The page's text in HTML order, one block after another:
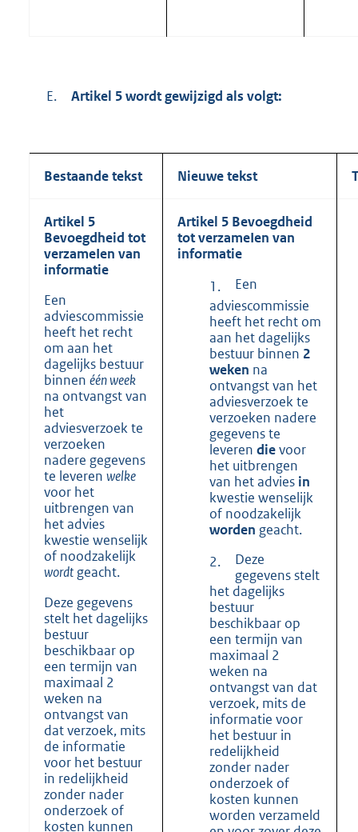
E. Artikel 5 wordt gewijzigd als volgt:
Bestaande tekst Nieuwe tekst
Artikel 5
Bevoegdheid tot
verzameIen van
informatie
Een
adviescommissie
heeft het recht
om aan het
dagelijks bestuur
binnen één week
na ontvangst van
het
adviesverzoek te
verzoeken
nadere gegevens
te leveren welke
voor het
uitbrengen van
het advies
kwestie wenselijk
of noodzakelijk
wordt geacht.
Deze gegevens
stelt het dagelijks
bestuur
beschikbaar op
een termijn van
maximaal 2
weken na
ontvangst van
dat verzoek, mits
de informatie
voor het bestuur
in redelijkheid
zonder nader
onderzoek of
kosten kunnen
Artikel 5 Bevoegdheid
tot verzameIen van
informatie
1.
Een
adviescommissie
heeft het recht om
aan het dagelijks
bestuur binnen 2
weken na
ontvangst van het
adviesverzoek te
verzoeken nadere
gegevens te
leveren dievoor
het uitbrengen
van het advies in
kwestie wenselijk
of noodzakelijk
worden geacht.
2.
Deze
gegevens stelt
het dagelijks
bestuur
beschikbaar op
een termijn van
maximaal 2
weken na
ontvangst van dat
verzoek, mits de
informatie voor
het bestuur in
redelijkheid
zonder nader
onderzoek of
kosten kunnen
worden verzameld